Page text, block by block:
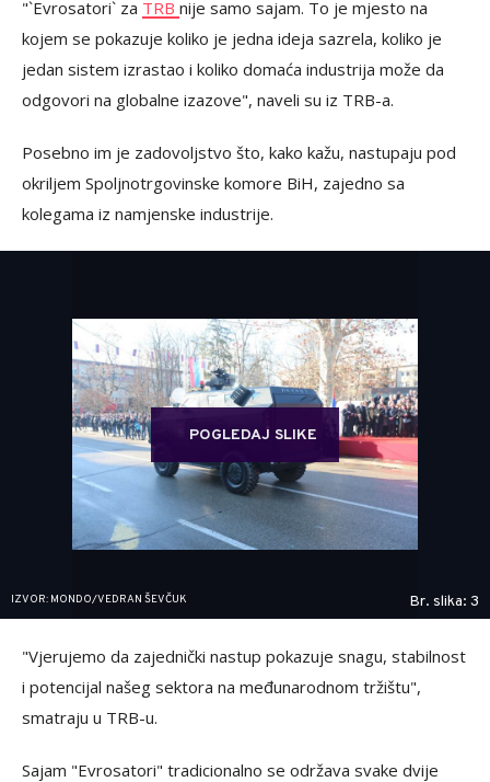
"`Evrosatori` za TRB nije samo sajam. To je mjesto na
kojem se pokazuje koliko je jedna ideja sazrela, koliko je
jedan sistem izrastao i koliko domaća industrija može da
odgovori na globalne izazove", naveli su iz TRB-a.
Posebno im je zadovoljstvo što, kako kažu, nastupaju pod
okriljem Spoljnotrgovinske komore BiH, zajedno sa
kolegama iz namjenske industrije.
POGLEDAJ SLIKE
IZVOR: MONDO/VEDRAN ŠEVČUK Br. slika: 3
"Vjerujemo da zajednički nastup pokazuje snagu, stabilnost
i potencijal našeg sektora na međunarodnom tržištu",
smatraju u TRB-u.
Sajam "Evrosatori" tradicionalno se održava svake dvije